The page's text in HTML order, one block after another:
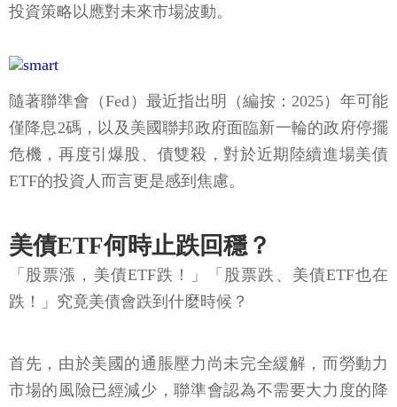
投資策略以應對未來市場波動。
隨著聯準會（Fed）最近指出明（編按：2025）年可能
僅降息2碼，以及美國聯邦政府面臨新一輪的政府停擺
危機，再度引爆股、債雙殺，對於近期陸續進場美債
ETF的投資人而言更是感到焦慮。
美債ETF何時止跌回穩？
「股票漲，美債ETF跌！」「股票跌、美債ETF也在
跌！」究竟美債會跌到什麼時候？
首先，由於美國的通脹壓力尚未完全緩解，而勞動力
市場的風險已經減少，聯準會認為不需要大力度的降